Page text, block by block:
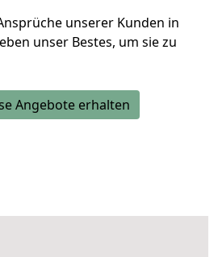
unserer Kunden in
unser Bestes, um sie zu
Angebote erhalten